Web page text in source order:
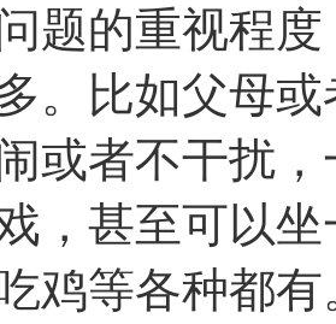
题的重视程
。比如父母
或者不干扰
，甚至可以
鸡等各种都有